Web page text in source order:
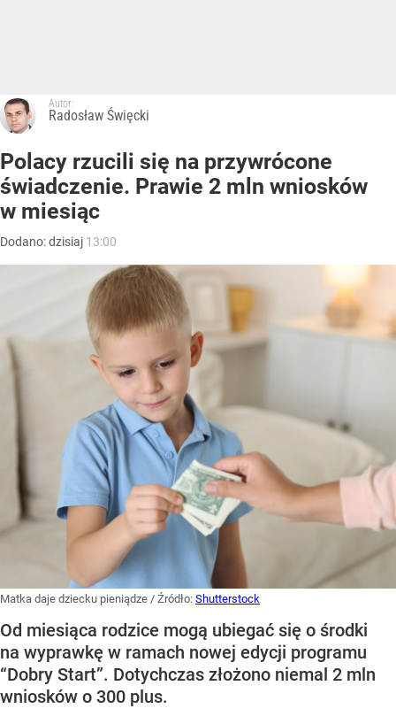
Autor:
Radosław Święcki
Polacy rzucili się na przywrócone
świadczenie. Prawie 2 mln wniosków
w miesiąc
Dodano:dzisiaj 13:00
Matka daje dziecku pieniądze / Źródło: Shutterstock
Od miesiąca rodzice mogą ubiegać się o środki
na wyprawkę w ramach nowej edycji programu
“Dobry Start”. Dotychczas złożono niemal 2 mln
wniosków o 300 plus.